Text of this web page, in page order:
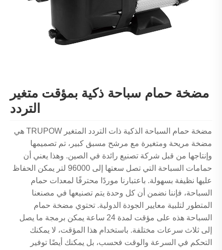
مضخة حمام سباحة ذكية بمؤقت متغير
التردد
مضخة حمام السباحة الذكية ذات التردد المتغير TRUPOW هي
مضخة مريحة ومتغيرة مع مرشح مسبق كبير، تم تصميمها
وإنتاجها من قبل شركة تصنيع رائدة في الصين. وهذا يعني أن
حمامات السباحة التي تصل سعتها إلى 96000 لتر يمكن الحفاظ
عليها نظيفة بسهولة. باعتبارنا موردًا محترفًا لمعدات حمام
السباحة، فإننا نضمن أن كل وحدة يتم تصنيعها في مصنعنا
المتطور لتلبية معايير الجودة الدولية. تحتوي مضخة حمام
السباحة هذه على مؤقت لمدة 24 ساعة يمكن برمجة ما يصل
إلى ثلاث سرعات مختلفة. باستخدام هذا المؤقت، لا يمكنك
التحكم في السرعة والوقت فحسب، بل يمكنك أيضًا توفير